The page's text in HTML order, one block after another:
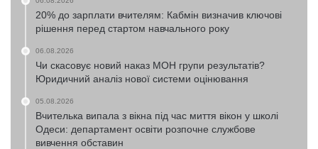
20% до зарплати вчителям: Кабмін визначив ключові
рішення перед стартом навчального року
06.08.2026
Чи скасовує новий наказ МОН групи результатів?
Юридичний аналіз нової системи оцінювання
05.08.2026
Вчителька випала з вікна під час миття вікон у школі
Одеси: департамент освіти розпочне службове
вивчення обставин